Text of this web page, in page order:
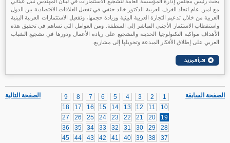
مع امين عام اتحاد الغرف العربية الدكتور خالد حنفي في تفعيل العلاقات الاقتصادية بين الدول
العربية من خلال تدعيم التجارة العربية البينية وزيادة حجمها، وتفعيل الاستثمارات العربية البينية
واستقطاب الاستثمار الأجنبي المباشر إلى المنطقة. ومن العوامل التي تساهم في تحقيق هذه
الأهداف مواكبة التكنولوجيا الحديثة والتشجيع على ريادة الأعمال ودورها في تشجيع الشباب
العربي على إطلاق الأفكار المبدعة وتحويلها إلى مشاريع.
الصفحة التالية 1
2
3
4
5
6
7
8
9
10
11
12
13
14
15
16
17
18
19
20
21
22
23
24
25
26
27
28
29
30
31
32
33
34
35
36
37
38
39
40
41
42
43
44
45
الصفحة السابقة